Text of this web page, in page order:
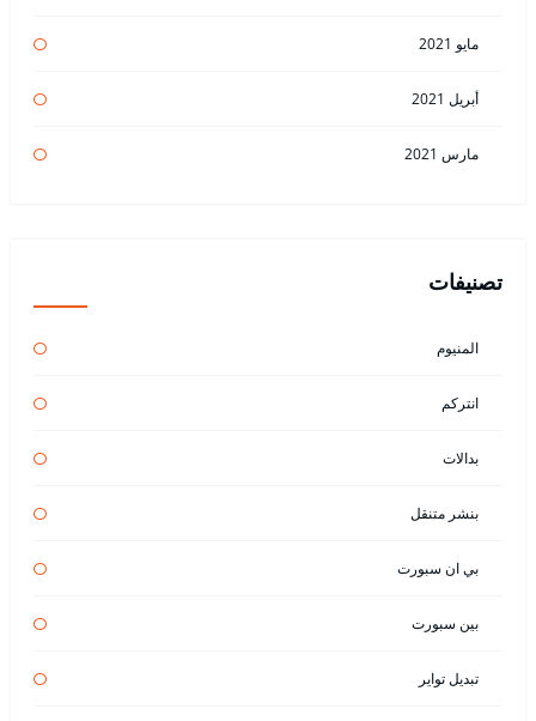
مايو 2021
أبريل 2021
مارس 2021
تصنيفات
المنيوم
انتركم
بدالات
بنشر متنقل
بي ان سبورت
بين سبورت
تبديل تواير